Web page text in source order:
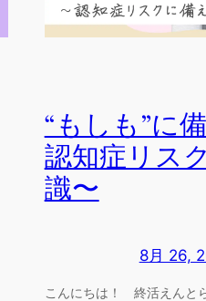
“もしも”に
認知症リス
識〜
8月 26,
こんにちは！ 終活えんと